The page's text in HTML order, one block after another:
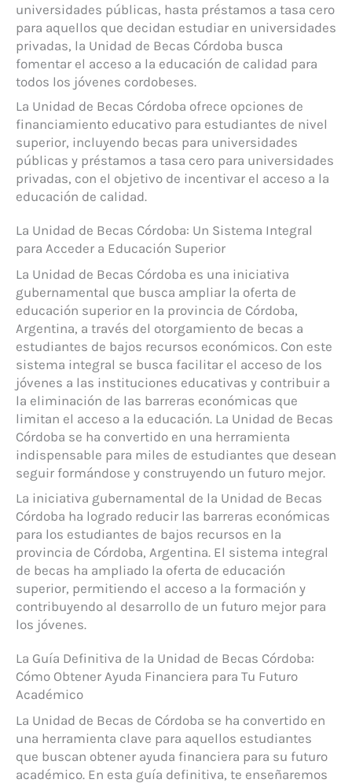
universidades públicas, hasta préstamos a tasa cero
para aquellos que decidan estudiar en universidades
privadas, la Unidad de Becas Córdoba busca
fomentar el acceso a la educación de calidad para
todos los jóvenes cordobeses.
La Unidad de Becas Córdoba ofrece opciones de
financiamiento educativo para estudiantes de nivel
superior, incluyendo becas para universidades
públicas y préstamos a tasa cero para universidades
privadas, con el objetivo de incentivar el acceso a la
educación de calidad.
La Unidad de Becas Córdoba: Un Sistema Integral
para Acceder a Educación Superior
La Unidad de Becas Córdoba es una iniciativa
gubernamental que busca ampliar la oferta de
educación superior en la provincia de Córdoba,
Argentina, a través del otorgamiento de becas a
estudiantes de bajos recursos económicos. Con este
sistema integral se busca facilitar el acceso de los
jóvenes a las instituciones educativas y contribuir a
la eliminación de las barreras económicas que
limitan el acceso a la educación. La Unidad de Becas
Córdoba se ha convertido en una herramienta
indispensable para miles de estudiantes que desean
seguir formándose y construyendo un futuro mejor.
La iniciativa gubernamental de la Unidad de Becas
Córdoba ha logrado reducir las barreras económicas
para los estudiantes de bajos recursos en la
provincia de Córdoba, Argentina. El sistema integral
de becas ha ampliado la oferta de educación
superior, permitiendo el acceso a la formación y
contribuyendo al desarrollo de un futuro mejor para
los jóvenes.
La Guía Definitiva de la Unidad de Becas Córdoba:
Cómo Obtener Ayuda Financiera para Tu Futuro
Académico
La Unidad de Becas de Córdoba se ha convertido en
una herramienta clave para aquellos estudiantes
que buscan obtener ayuda financiera para su futuro
académico. En esta guía definitiva, te enseñaremos